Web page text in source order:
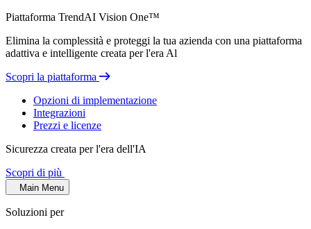
Piattaforma TrendAI Vision One™
Elimina la complessità e proteggi la tua azienda con una piattaforma
adattiva e intelligente creata per l'era Al
Scopri la piattaforma
Opzioni di implementazione
Integrazioni
Prezzi e licenze
Sicurezza creata per l'era dell'IA
Scopri di più
Main Menu
Soluzioni per